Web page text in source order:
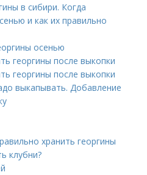
в сибири. Когда
и как их правильно
осенью
георгины после выкопки
георгины после выкопки
выкапывать. Добавление
хранить георгины
клубни?